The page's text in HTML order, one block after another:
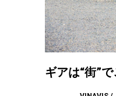
ギアは“街”